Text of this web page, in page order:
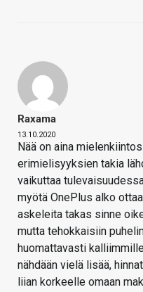
Raxama
13.10.2020
Nää on aina
erimielisyyksien takia
vaikuttaa
myötä OnePlus alko
askeleita takas sinne
mutta tehokkaisiin
huomattavasti
nähdään vielä lisää,
liian korkeelle omaan